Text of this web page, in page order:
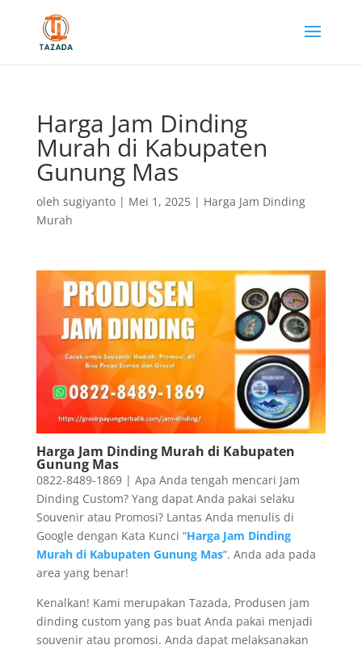
Harga Jam Dinding
Murah di Kabupaten
Gunung Mas
oleh sugiyanto| Mei 1, 2025| Harga Jam Dinding
Murah
Harga Jam Dinding Murah di Kabupaten
Gunung Mas
0822-8489-1869 | Apa Anda tengah mencari Jam
Dinding Custom? Yang dapat Anda pakai selaku
Souvenir atau Promosi? Lantas Anda menulis di
Google dengan Kata Kunci “Harga Jam Dinding
Murah di Kabupaten Gunung Mas“. Anda ada pada
area yang benar!
Kenalkan! Kami merupakan Tazada, Produsen jam
dinding custom yang pas buat Anda pakai menjadi
souvenir atau promosi. Anda dapat melaksanakan